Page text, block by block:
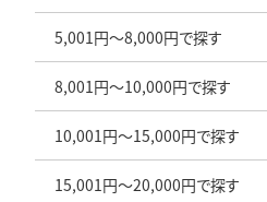
5,001円～8,000円で探す
8,001円～10,000円で探す
10,001円～15,000円で探す
15,001円～20,000円で探す